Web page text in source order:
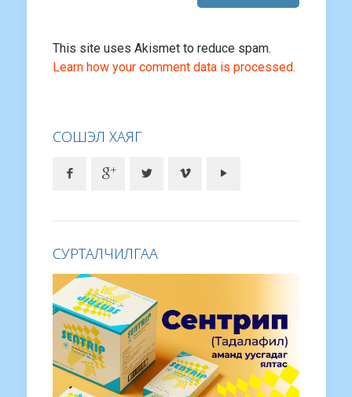
This site uses Akismet to reduce spam.
Learn how your comment data is processed.
СОШЭЛ ХАЯГ
СУРТАЛЧИЛГАА